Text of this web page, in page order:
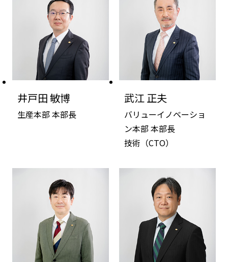
井戸田 敏博
生産本部 本部長
武江 正夫
バリューイノベーショ
ン本部 本部長
技術（CTO）